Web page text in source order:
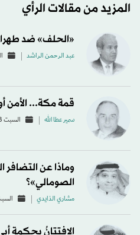
المزيد من مقالات الرأي
«الحلف» ضد
عبد الرحمن الراشد
قمة مكة... الأمن
سمير عطا الله السبت 08/08 - 00:05
وماذا عن
الصومالي»؟
مشاري الذايدي السبت 08/08 -
الافتتانُ بحكمةِ